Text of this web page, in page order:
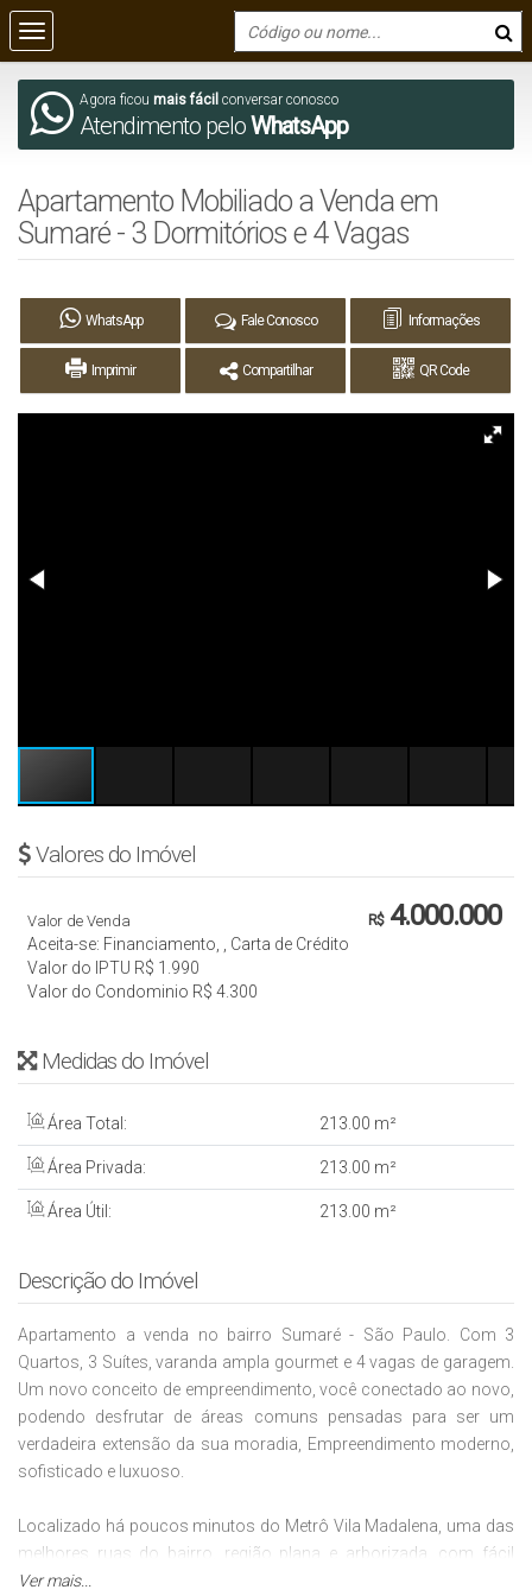
Agora ficou mais fácil conversar conosco
Atendimento peloWhatsApp
Apartamento Mobiliado a Venda em
Sumaré - 3 Dormitórios e 4 Vagas
WhatsApp Fale Conosco Informações
Imprimir Compartilhar QR Code
Valores do Imóvel
R$4.000.000
Valor de Venda
Aceita-se: Financiamento, , Carta de Crédito
Valor do IPTU R$ 1.990
Valor do Condominio R$ 4.300
Medidas do Imóvel
Área Total: 213.00 m²
Área Privada: 213.00 m²
Área Útil: 213.00 m²
Descrição do Imóvel
Apartamento a venda no bairro Sumaré - São Paulo. Com 3
Quartos, 3 Suítes, varanda ampla gourmet e 4 vagas de garagem.
Um novo conceito de empreendimento, você conectado ao novo,
podendo desfrutar de áreas comuns pensadas para ser um
verdadeira extensão da sua moradia, Empreendimento moderno,
sofisticado e luxuoso.
Localizado há poucos minutos do Metrô Vila Madalena, uma das
melhores ruas do bairro, região plana e arborizada, com fácil
acesso as principais avenidas da região, conectando os
Ver mais...